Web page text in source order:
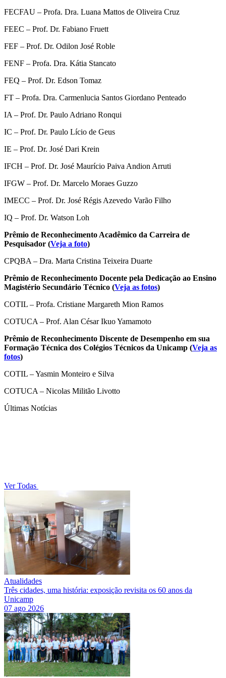
FECFAU – Profa. Dra. Luana Mattos de Oliveira Cruz
FEEC – Prof. Dr. Fabiano Fruett
FEF – Prof. Dr. Odilon José Roble
FENF – Profa. Dra. Kátia Stancato
FEQ – Prof. Dr. Edson Tomaz
FT – Profa. Dra. Carmenlucia Santos Giordano Penteado
IA – Prof. Dr. Paulo Adriano Ronqui
IC – Prof. Dr. Paulo Lício de Geus
IE – Prof. Dr. José Dari Krein
IFCH – Prof. Dr. José Maurício Paiva Andion Arruti
IFGW – Prof. Dr. Marcelo Moraes Guzzo
IMECC – Prof. Dr. José Régis Azevedo Varão Filho
IQ – Prof. Dr. Watson Loh
Prêmio de Reconhecimento Acadêmico da Carreira de
Pesquisador (Veja a foto)
CPQBA – Dra. Marta Cristina Teixeira Duarte
Prêmio de Reconhecimento Docente pela Dedicação ao Ensino
Magistério Secundário Técnico (Veja as fotos)
COTIL – Profa. Cristiane Margareth Mion Ramos
COTUCA – Prof. Alan César Ikuo Yamamoto
Prêmio de Reconhecimento Discente de Desempenho em sua
Formação Técnica dos Colégios Técnicos da Unicamp (Veja as
fotos)
COTIL – Yasmin Monteiro e Silva
COTUCA – Nicolas Militão Livotto
Últimas Notícias
Ver Todas
Atualidades
Três cidades, uma história: exposição revisita os 60 anos da
Unicamp
07 ago 2026